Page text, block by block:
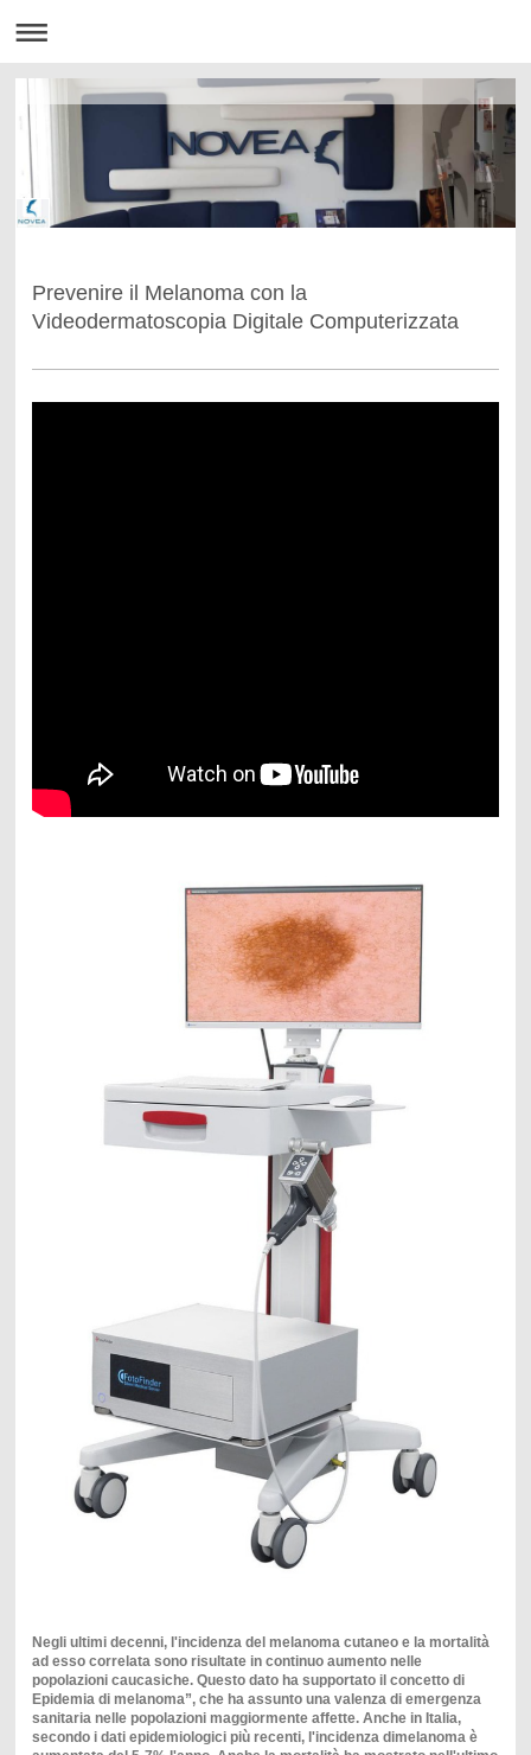
Prevenire il Melanoma con la
Videodermatoscopia Digitale Computerizzata
Negli ultimi decenni, l'incidenza del melanoma cutaneo e la mortalità
ad esso correlata sono risultate in continuo aumento nelle
popolazioni caucasiche. Questo dato ha supportato il concetto di
Epidemia di melanoma”, che ha assunto una valenza di emergenza
sanitaria nelle popolazioni maggiormente affette. Anche in Italia,
secondo i dati epidemiologici più recenti, l'incidenza dimelanoma è